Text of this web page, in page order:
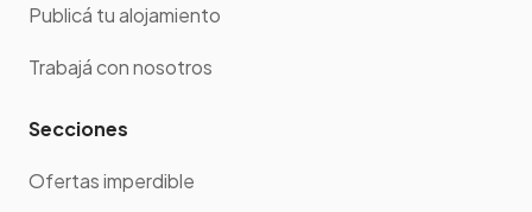
Publicá tu alojamiento
Trabajá con nosotros
Secciones
Ofertas imperdible